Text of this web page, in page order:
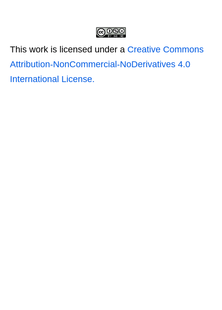
This work is licensed under a Creative Commons
Attribution-NonCommercial-NoDerivatives 4.0
International License.